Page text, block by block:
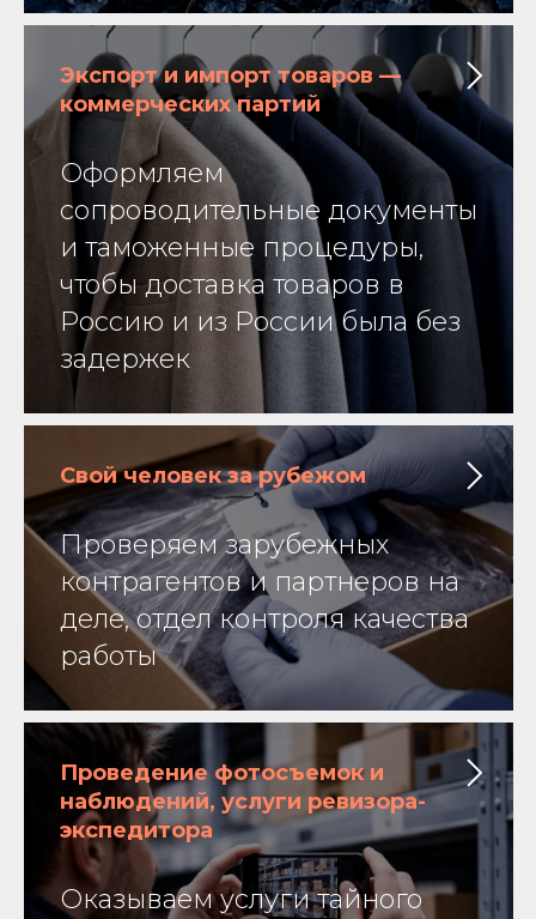
Экспорт и импорт товаров —
коммерческих партий
Оформляем
сопроводительные документы
и таможенные процедуры,
чтобы доставка товаров в
Россию и из России была без
задержек
Свой человек за рубежом
Проверяем зарубежных
контрагентов и партнеров на
деле, отдел контроля качества
работы
Проведение фотосъемок и
наблюдений, услуги ревизора-
экспедитора
Оказываем услуги тайного